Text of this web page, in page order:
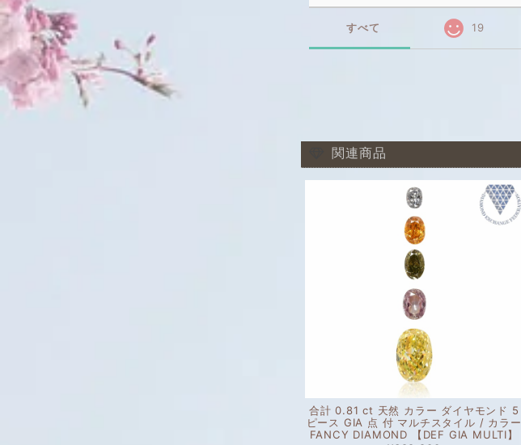
すべて 19
関連商品
合計 0.81 ct 天然 カラー ダイヤモンド 5
ピース GIA 点 付 マルチスタイル / カラー
FANCY DIAMOND 【DEF GIA MULTI】